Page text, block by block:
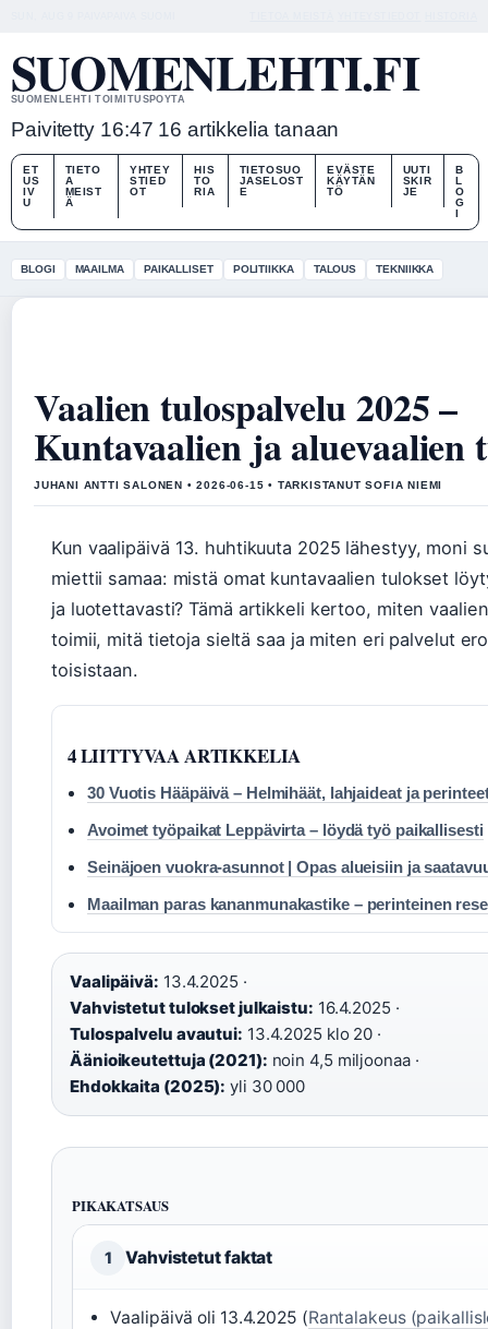
SUOMENLEHTI.FI
SUOMENLEHTI TOIMITUSPOYTA
Paivitetty 16:47 16 artikkelia tanaan
ET
US
IV
U
TIETO
A
MEIST
Ä
YHTEY
STIED
OT
HIS
TO
RIA
TIETOSUO
JASELOST
E
EVÄSTE
KÄYTÄN
TÖ
UUTI
SKIR
JE
B
L
O
G
I
BLOGI MAAILMA PAIKALLISET POLITIIKKA TALOUS TEKNIIKKA
Vaalien tulospalvelu 2025 –
Kuntavaalien ja aluevaalien
JUHANI ANTTI SALONEN • 2026-06-15 • TARKISTANUT SOFIA NIEMI
Kun vaalipäivä 13. huhtikuuta 2025 lähestyy, moni
miettii samaa: mistä omat kuntavaalien tulokset
ja luotettavasti? Tämä artikkeli kertoo, miten
toimii, mitä tietoja sieltä saa ja miten eri palvelut
toisistaan.
4 LIITTYVAA ARTIKKELIA
30 Vuotis Hääpäivä – Helmihäät, lahjaideat ja
Avoimet työpaikat Leppävirta – löydä työ paikallisesti
Seinäjoen vuokra-asunnot | Opas alueisiin ja
Maailman paras kananmunakastike – perinteinen
Vaalipäivä: 13.4.2025 ·
Vahvistetut tulokset julkaistu: 16.4.2025 ·
Tulospalvelu avautui: 13.4.2025 klo 20 ·
Äänioikeutettuja (2021): noin 4,5 miljoonaa ·
Ehdokkaita (2025): yli 30 000
PIKAKATSAUS
1 Vahvistetut faktat
Vaalipäivä oli 13.4.2025 (Rantalakeus